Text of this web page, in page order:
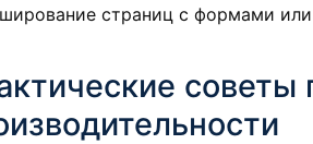
страниц с формами
советы